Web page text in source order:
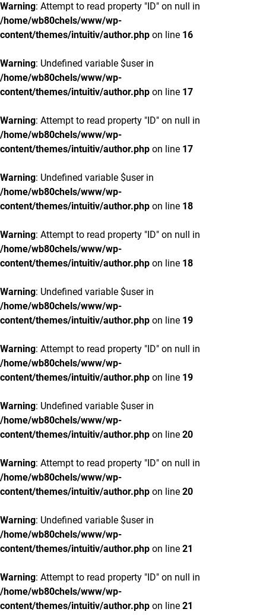
Warning: Attempt to read property "ID" on null in
/home/wb80chels/www/wp-
content/themes/intuitiv/author.php on line 16
Warning: Undefined variable $user in
/home/wb80chels/www/wp-
content/themes/intuitiv/author.php on line 17
Warning: Attempt to read property "ID" on null in
/home/wb80chels/www/wp-
content/themes/intuitiv/author.php on line 17
Warning: Undefined variable $user in
/home/wb80chels/www/wp-
content/themes/intuitiv/author.php on line 18
Warning: Attempt to read property "ID" on null in
/home/wb80chels/www/wp-
content/themes/intuitiv/author.php on line 18
Warning: Undefined variable $user in
/home/wb80chels/www/wp-
content/themes/intuitiv/author.php on line 19
Warning: Attempt to read property "ID" on null in
/home/wb80chels/www/wp-
content/themes/intuitiv/author.php on line 19
Warning: Undefined variable $user in
/home/wb80chels/www/wp-
content/themes/intuitiv/author.php on line 20
Warning: Attempt to read property "ID" on null in
/home/wb80chels/www/wp-
content/themes/intuitiv/author.php on line 20
Warning: Undefined variable $user in
/home/wb80chels/www/wp-
content/themes/intuitiv/author.php on line 21
Warning: Attempt to read property "ID" on null in
/home/wb80chels/www/wp-
content/themes/intuitiv/author.php on line 21